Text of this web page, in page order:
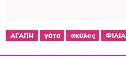
ΑΓΑΠΗ γάτα σκύλος ΦΙΛΙΑ